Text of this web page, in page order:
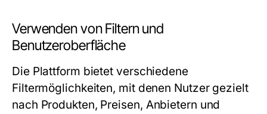
Verwenden von Filtern und
Benutzeroberfläche
Die Plattform bietet verschiedene
Filtermöglichkeiten, mit denen Nutzer gezielt
nach Produkten, Preisen, Anbietern und